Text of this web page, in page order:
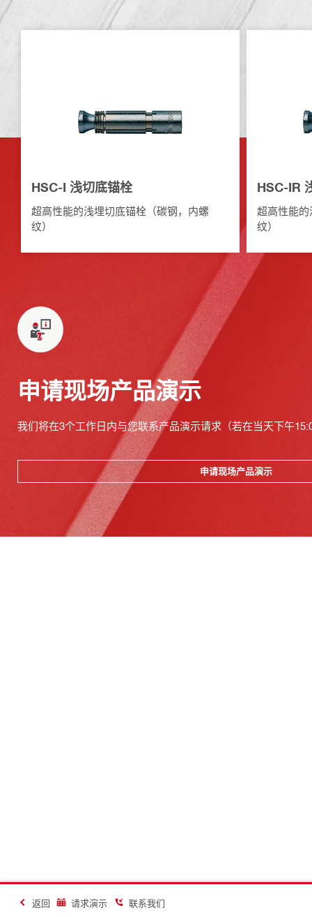
HSC-I 浅切底锚栓
超高性能的浅埋切底锚栓（碳钢，内螺
纹）
HSC-IR
超高性能
纹）
申请现场产品演示
我们将在3个工作日内与您联系产品演示请求（若在当天下午
申请现场产品演示
返回 请求演示 联系我们